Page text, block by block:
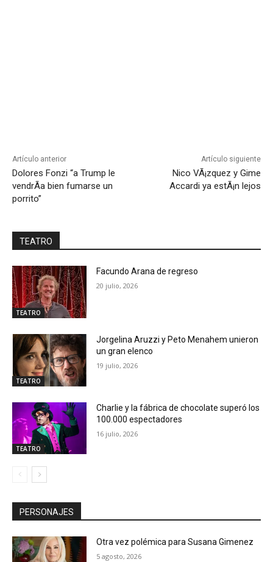
Artículo anterior
Dolores Fonzi “a Trump le
vendrÃ­a bien fumarse un
porrito”
Artículo siguiente
Nico VÃ¡zquez y Gime
Accardi ya estÃ¡n lejos
TEATRO
TEATRO
Facundo Arana de regreso
20 julio, 2026
TEATRO
Jorgelina Aruzzi y Peto Menahem unieron
un gran elenco
19 julio, 2026
TEATRO
Charlie y la fábrica de chocolate superó los
100.000 espectadores
16 julio, 2026
PERSONAJES
Otra vez polémica para Susana Gimenez
5 agosto, 2026